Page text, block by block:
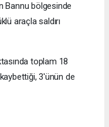
Bannu bölgesinde
araçla saldırı
toplam 18
3'ünün de